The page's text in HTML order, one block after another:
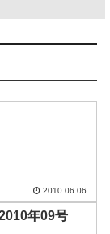
2010.06.06
年09号